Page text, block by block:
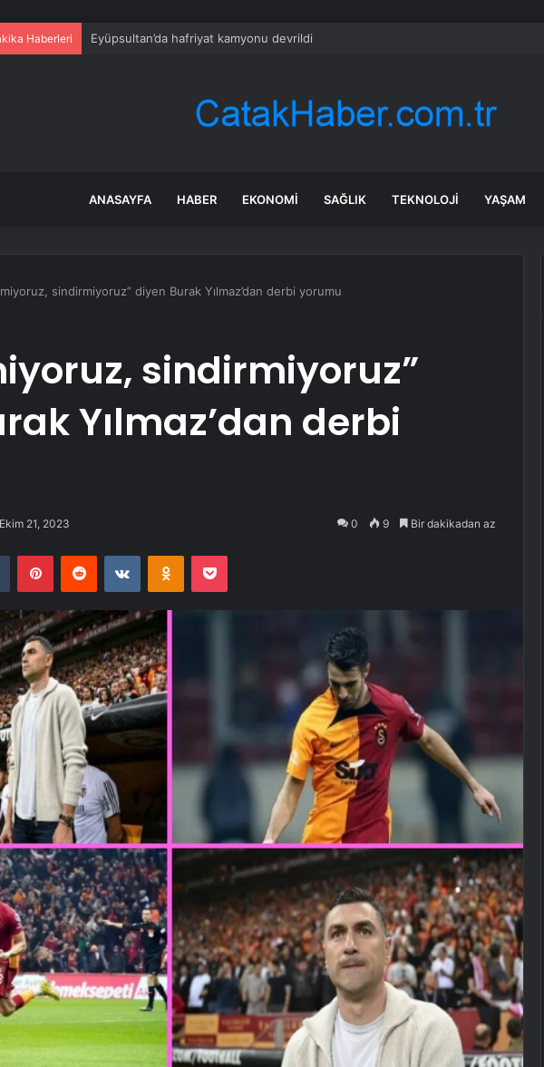
Haberleri Eyüpsultan’da hafriyat kamyonu devrildi
ANASAYFA HABER EKONOMI SAĞLIK TEKNOLOJI YAŞAM
sindirmiyoruz” diyen Burak Yılmaz’dan derbi yorumu
sindirmiyoruz”
Yılmaz’dan derbi
Ekim 21, 2023 0 9 Bir dakikadan az
Tumblr PinterestReddit VKontakteOdnoklassniki
Pocket